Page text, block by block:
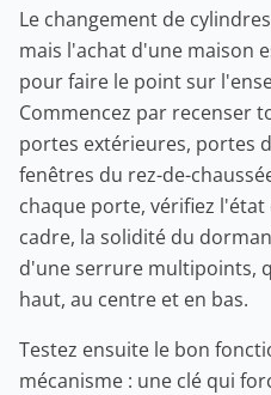
Le changement de
mais l'achat d'une maison
pour faire le point sur
Commencez par recenser
portes extérieures, portes
fenêtres du rez-de-
chaque porte, vérifiez
cadre, la solidité du
d'une serrure multipoints,
haut, au centre et en bas.
Testez ensuite le bon
mécanisme : une clé qui